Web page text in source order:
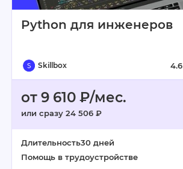
Python для инженеров
Skillbox 4.6
от 9 610 ₽/мес.
или сразу 24 506 ₽
Длительность30 дней
Помощь в трудоустройстве